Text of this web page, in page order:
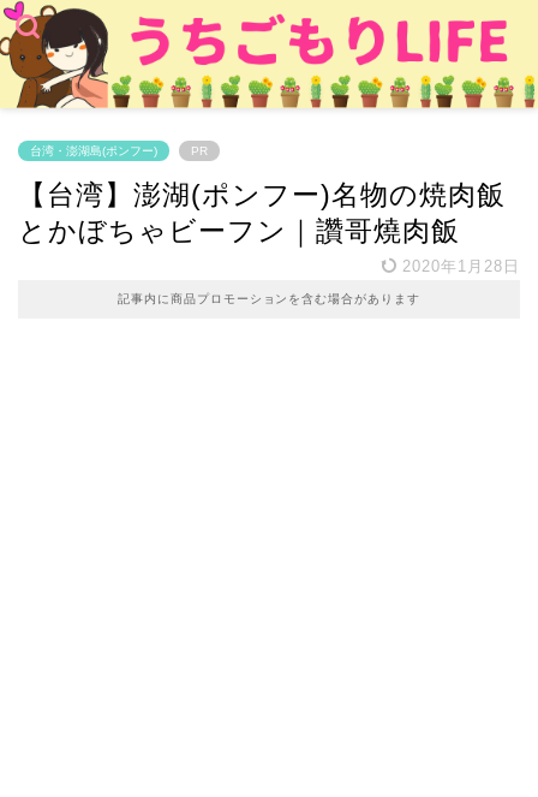
台湾・澎湖島(ポンフー) PR
【台湾】澎湖(ポンフー)名物の焼肉飯
とかぼちゃビーフン｜讚哥燒肉飯
2020年1月28日
記事内に商品プロモーションを含む場合があります